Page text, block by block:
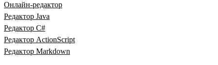
Онлайн‑редактор
Редактор Java
Редактор C#
Редактор ActionScript
Редактор Markdown